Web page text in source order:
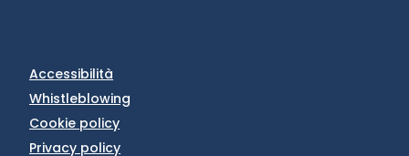
Accessibilità
Whistleblowing
Cookie policy
Privacy policy